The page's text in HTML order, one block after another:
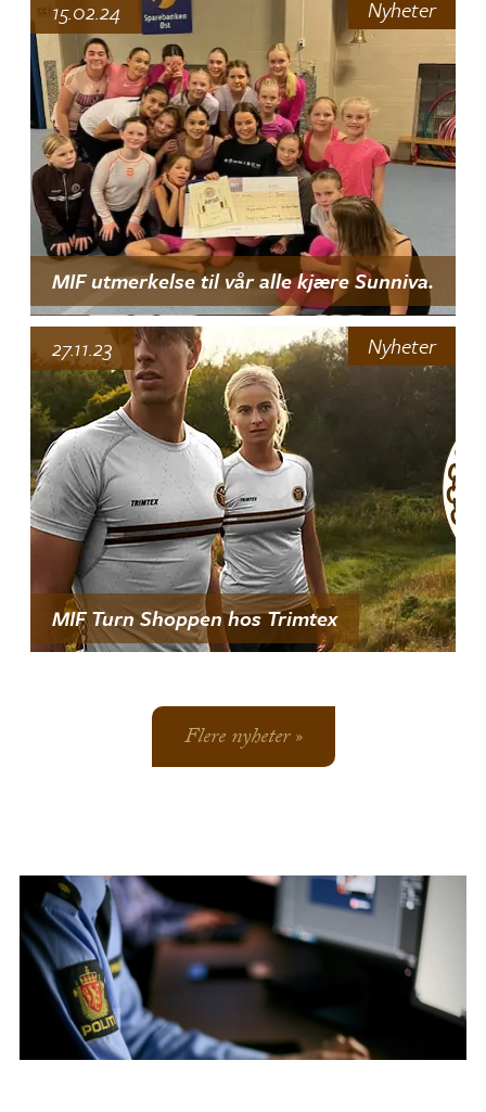
Nyheter
MIF utmerkelse til vår alle kjære Sunniva.
15.02.24
Nyheter
MIF Turn Shoppen hos Trimtex
27.11.23
Flere nyheter »